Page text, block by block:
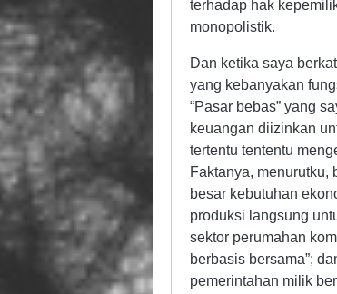
terhadap hak
monopolistik.
Dan ketika saya
yang kebanyakan
“Pasar bebas” yang
keuangan diizinkan
tertentu tententu
Faktanya, menurutku,
besar kebutuhan
produksi langsung
sektor perumahan
berbasis bersama”;
pemerintahan milik